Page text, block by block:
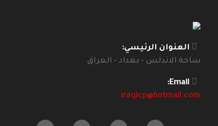
العنوان الرئيسي:
ساحة الاندلس - بغداد - العراق
Email:
iraqicp@hotmail.com